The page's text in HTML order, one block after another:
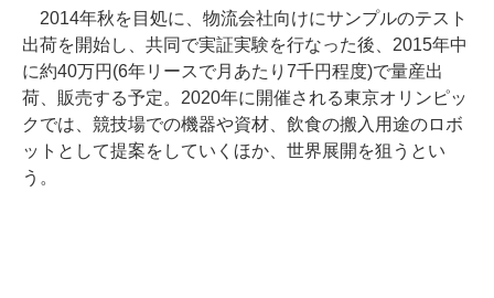
2014年秋を目処に、物流会社向けにサンプルのテスト
出荷を開始し、共同で実証実験を行なった後、2015年中
に約40万円(6年リースで月あたり7千円程度)で量産出
荷、販売する予定。2020年に開催される東京オリンピッ
クでは、競技場での機器や資材、飲食の搬入用途のロボ
ットとして提案をしていくほか、世界展開を狙うとい
う。